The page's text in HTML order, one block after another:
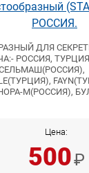
ДЛЯ
РОССИЯ,
М(РОССИЯ),
Цена:
500₽